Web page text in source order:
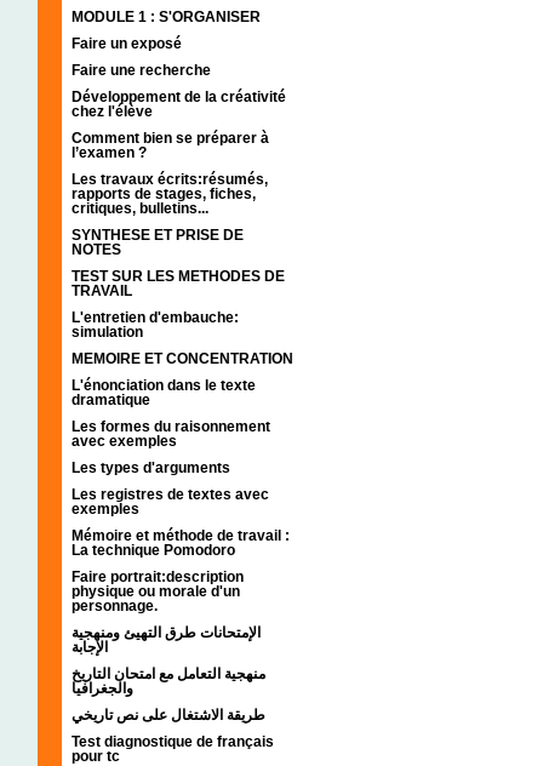
MODULE 1 : S'ORGANISER
Faire un exposé
Faire une recherche
Développement de la créativité
chez l'élève
Comment bien se préparer à
l’examen ?
Les travaux écrits:résumés,
rapports de stages, fiches,
critiques, bulletins...
SYNTHESE ET PRISE DE
NOTES
TEST SUR LES METHODES DE
TRAVAIL
L'entretien d'embauche:
simulation
MEMOIRE ET CONCENTRATION
L'énonciation dans le texte
dramatique
Les formes du raisonnement
avec exemples
Les types d'arguments
Les registres de textes avec
exemples
Mémoire et méthode de travail :
La technique Pomodoro
Faire portrait:description
physique ou morale d'un
personnage.
الإمتحانات طرق التهيئ ومنهجية
الإجابة
منهجية التعامل مع امتحان التاريخ
والجغرافيا
طريقة الاشتغال على نص تاريخي
Test diagnostique de français
pour tc